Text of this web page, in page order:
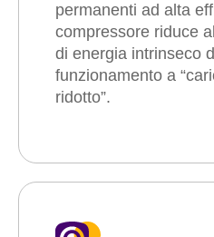
permanenti ad alta
compressore riduce
di energia intrinseco
funzionamento a
ridotto”.